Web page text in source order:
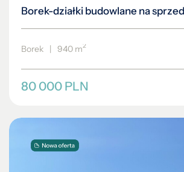
Borek-działki budowlane na
Borek 940 m2
80 000 PLN